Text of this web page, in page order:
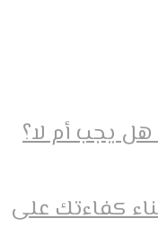
كفاءتك على